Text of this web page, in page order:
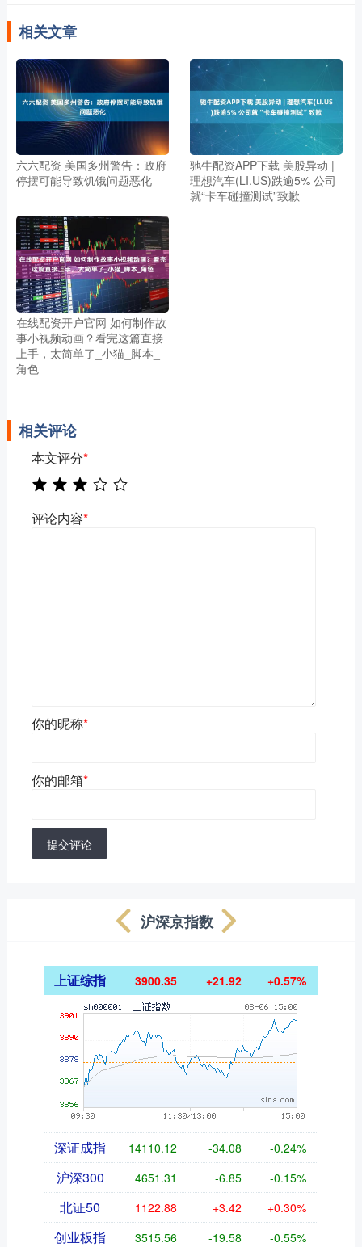
相关文章
六六配资 美国多州警告：政府
停摆可能导致饥饿问题恶化
驰牛配资APP下载 美股异动 |
理想汽车(LI.US)跌逾5% 公司
就“卡车碰撞测试”致歉
在线配资开户官网 如何制作故
事小视频动画？看完这篇直接
上手，太简单了_小猫_脚本_
角色
相关评论
本文评分*
评论内容*
你的昵称*
你的邮箱*
提交评论
沪深京指数
上证综指 3900.35 +21.92 +0.57%
深证成指 14110.12 -34.08 -0.24%
沪深300 4651.31 -6.85 -0.15%
北证50 1122.88 +3.42 +0.30%
创业板指 3515.56 -19.58 -0.55%